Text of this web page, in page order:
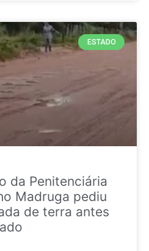
ESTADO
da Penitenciária
Madruga pediu
de terra antes